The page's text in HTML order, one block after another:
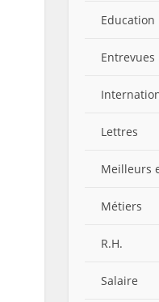
Education
Entrevues
Lettres
Meilleurs
Métiers
R.H.
Salaire